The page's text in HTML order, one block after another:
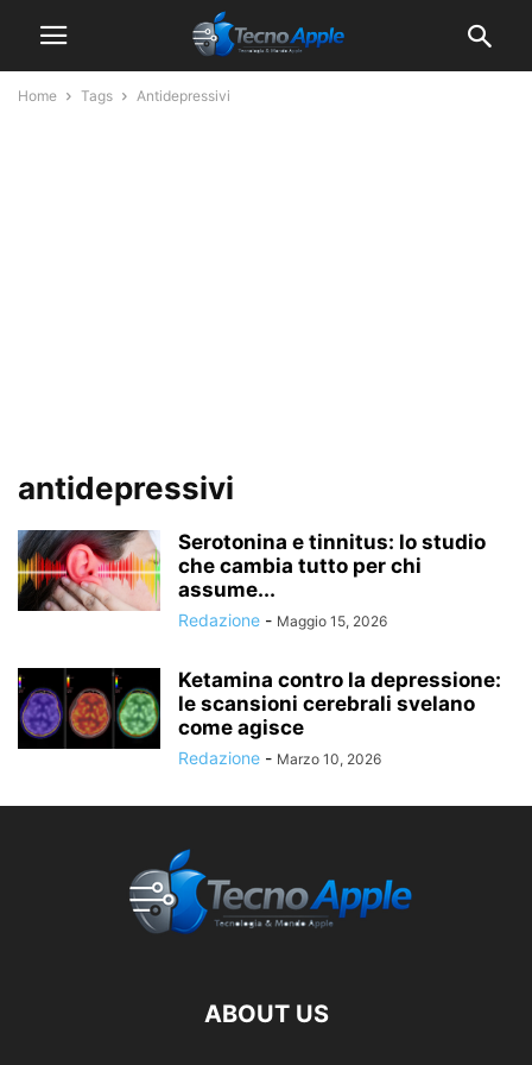
Home Tags Antidepressivi
antidepressivi
Serotonina e tinnitus: lo studio
che cambia tutto per chi
assume...
Redazione - Maggio 15, 2026
Ketamina contro la depressione:
le scansioni cerebrali svelano
come agisce
Redazione - Marzo 10, 2026
ABOUT US